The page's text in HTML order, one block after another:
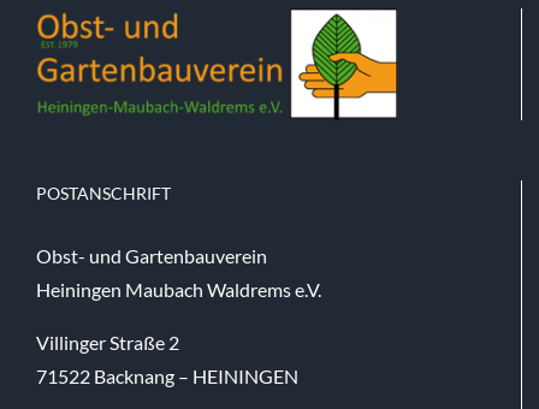
POSTANSCHRIFT
Obst- und Gartenbauverein
Heiningen Maubach Waldrems e.V.
Villinger Straße 2
71522 Backnang – HEININGEN